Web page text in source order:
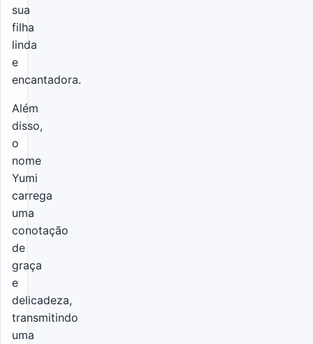
sua
filha
linda
e
encantadora.
Além
disso,
o
nome
Yumi
carrega
uma
conotação
de
graça
e
delicadeza,
transmitindo
uma